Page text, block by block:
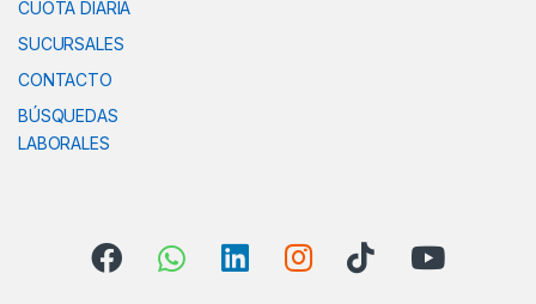
CUOTA DIARIA
SUCURSALES
CONTACTO
BÚSQUEDAS
LABORALES